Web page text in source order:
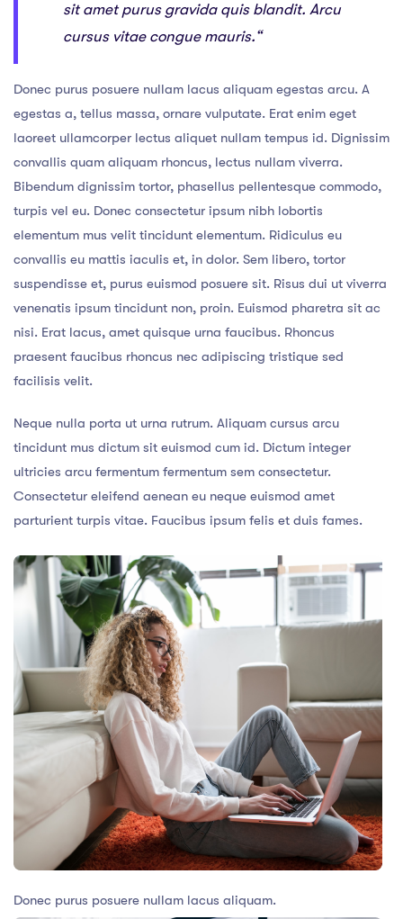
sit amet purus gravida quis blandit. Arcu
cursus vitae congue mauris.“
Donec purus posuere nullam lacus aliquam egestas arcu. A
egestas a, tellus massa, ornare vulputate. Erat enim eget
laoreet ullamcorper lectus aliquet nullam tempus id. Dignissim
convallis quam aliquam rhoncus, lectus nullam viverra.
Bibendum dignissim tortor, phasellus pellentesque commodo,
turpis vel eu. Donec consectetur ipsum nibh lobortis
elementum mus velit tincidunt elementum. Ridiculus eu
convallis eu mattis iaculis et, in dolor. Sem libero, tortor
suspendisse et, purus euismod posuere sit. Risus dui ut viverra
venenatis ipsum tincidunt non, proin. Euismod pharetra sit ac
nisi. Erat lacus, amet quisque urna faucibus. Rhoncus
praesent faucibus rhoncus nec adipiscing tristique sed
facilisis velit.
Neque nulla porta ut urna rutrum. Aliquam cursus arcu
tincidunt mus dictum sit euismod cum id. Dictum integer
ultricies arcu fermentum fermentum sem consectetur.
Consectetur eleifend aenean eu neque euismod amet
parturient turpis vitae. Faucibus ipsum felis et duis fames.
Donec purus posuere nullam lacus aliquam.